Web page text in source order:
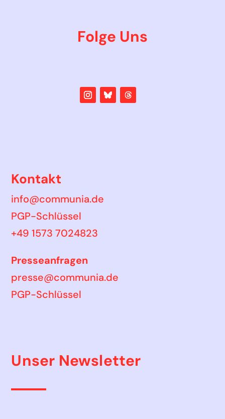
Folge Uns
Kontakt
info@communia.de
PGP-Schlüssel
+49 1573 7024823
Presseanfragen
presse@communia.de
PGP-Schlüssel
Unser Newsletter